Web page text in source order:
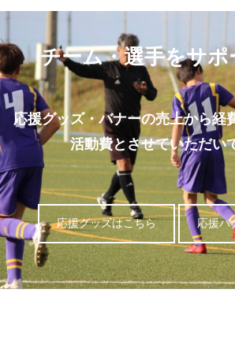
チーム・選手をサ
応援グッズ・バナーの売上から経
活動費とさせていただい
応援グッズはこちら 応援バ